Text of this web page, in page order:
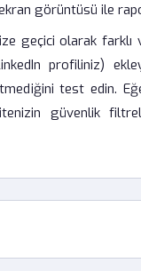
görüntüsü ile
geçici olarak farklı
profiliniz)
test edin.
güvenlik